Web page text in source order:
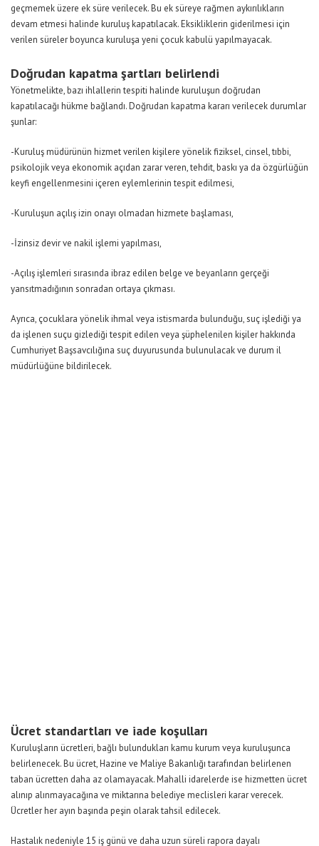
geçmemek üzere ek süre verilecek. Bu ek süreye rağmen aykırılıkların
devam etmesi halinde kuruluş kapatılacak. Eksikliklerin giderilmesi için
verilen süreler boyunca kuruluşa yeni çocuk kabulü yapılmayacak.
Doğrudan kapatma şartları belirlendi
Yönetmelikte, bazı ihlallerin tespiti halinde kuruluşun doğrudan
kapatılacağı hükme bağlandı. Doğrudan kapatma kararı verilecek durumlar
şunlar:
-Kuruluş müdürünün hizmet verilen kişilere yönelik fiziksel, cinsel, tıbbi,
psikolojik veya ekonomik açıdan zarar veren, tehdit, baskı ya da özgürlüğün
keyfi engellenmesini içeren eylemlerinin tespit edilmesi,
-Kuruluşun açılış izin onayı olmadan hizmete başlaması,
-İzinsiz devir ve nakil işlemi yapılması,
-Açılış işlemleri sırasında ibraz edilen belge ve beyanların gerçeği
yansıtmadığının sonradan ortaya çıkması.
Ayrıca, çocuklara yönelik ihmal veya istismarda bulunduğu, suç işlediği ya
da işlenen suçu gizlediği tespit edilen veya şüphelenilen kişiler hakkında
Cumhuriyet Başsavcılığına suç duyurusunda bulunulacak ve durum il
müdürlüğüne bildirilecek.
Ücret standartları ve iade koşulları
Kuruluşların ücretleri, bağlı bulundukları kamu kurum veya kuruluşunca
belirlenecek. Bu ücret, Hazine ve Maliye Bakanlığı tarafından belirlenen
taban ücretten daha az olamayacak. Mahalli idarelerde ise hizmetten ücret
alınıp alınmayacağına ve miktarına belediye meclisleri karar verecek.
Ücretler her ayın başında peşin olarak tahsil edilecek.
Hastalık nedeniyle 15 iş günü ve daha uzun süreli rapora dayalı